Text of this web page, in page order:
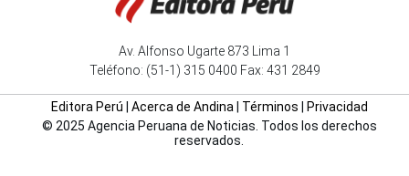
Av. Alfonso Ugarte 873 Lima 1
Teléfono: (51-1) 315 0400 Fax: 431 2849
Editora Perú | Acerca de Andina | Términos | Privacidad
© 2025 Agencia Peruana de Noticias. Todos los derechos
reservados.